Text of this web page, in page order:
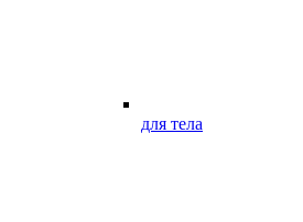
для тела